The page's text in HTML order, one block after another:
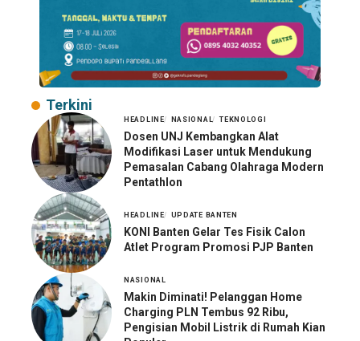
Terkini
HEADLINE NASIONAL TEKNOLOGI
Dosen UNJ Kembangkan Alat
Modifikasi Laser untuk Mendukung
Pemasalan Cabang Olahraga Modern
Pentathlon
HEADLINE UPDATE BANTEN
KONI Banten Gelar Tes Fisik Calon
Atlet Program Promosi PJP Banten
NASIONAL
Makin Diminati! Pelanggan Home
Charging PLN Tembus 92 Ribu,
Pengisian Mobil Listrik di Rumah Kian